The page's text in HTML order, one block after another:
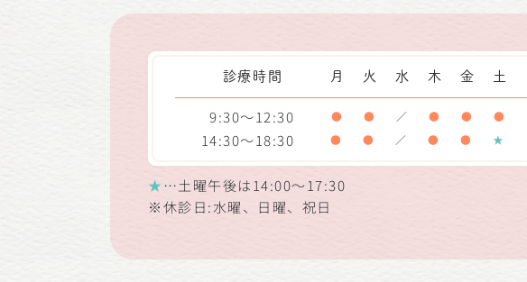
診療時間 月 火 水 木 金 土
9:30～12:30 ● ● ／ ● ● ●
14:30～18:30 ● ● ／ ● ● ★
★…土曜午後は14:00～17:30
※休診日:水曜、日曜、祝日